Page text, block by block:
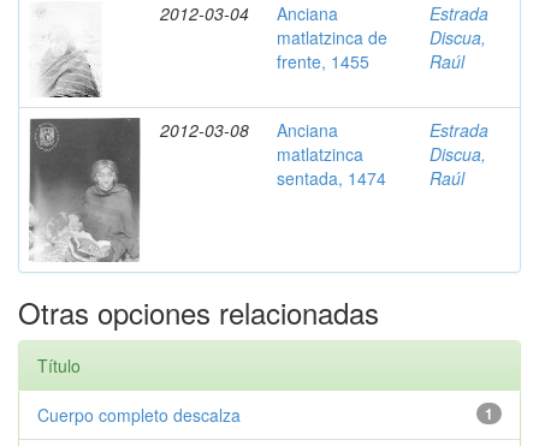
2012-03-04
Anciana
matlatzinca de
frente, 1455
Estrada
Discua,
Raúl
2012-03-08
Anciana
matlatzinca
sentada, 1474
Estrada
Discua,
Raúl
Otras opciones relacionadas
Título
1
Cuerpo completo descalza